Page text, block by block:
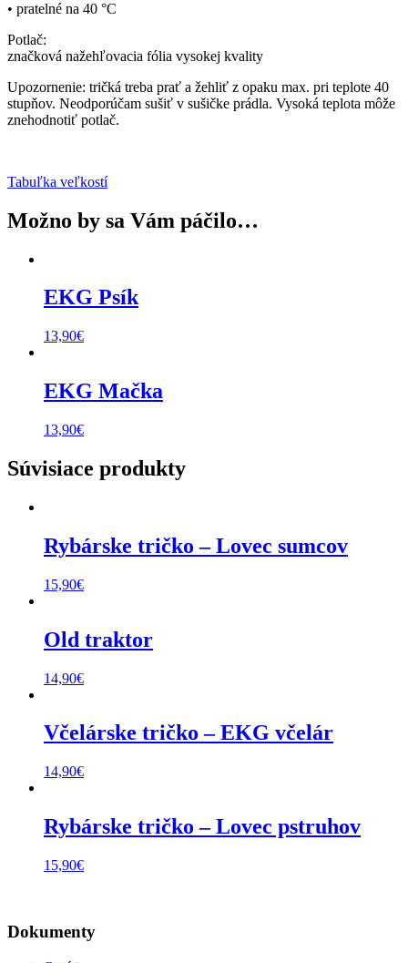
• pratelné na 40 °C
Potlač:
značková nažehľovacia fólia vysokej kvality
Upozornenie: tričká treba prať a žehliť z opaku max. pri teplote 40
stupňov. Neodporúčam sušiť v sušičke prádla. Vysoká teplota môže
znehodnotiť potlač.
Tabuľka veľkostí
Možno by sa Vám páčilo…
EKG Psík
13,90€
EKG Mačka
13,90€
Súvisiace produkty
Rybárske tričko – Lovec sumcov
15,90€
Old traktor
14,90€
Včelárske tričko – EKG včelár
14,90€
Rybárske tričko – Lovec pstruhov
15,90€
Dokumenty